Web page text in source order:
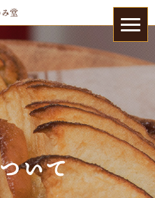
堂
いて